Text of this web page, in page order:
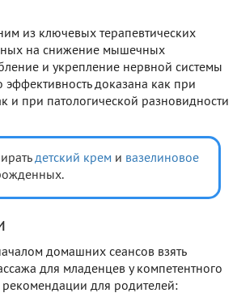
из ключевых терапевтических
на снижение мышечных
и укрепление нервной системы
доказана как при
и при патологической разновидности
детский крем и вазелиновое
домашних сеансов взять
для младенцев у компетентного
для родителей: